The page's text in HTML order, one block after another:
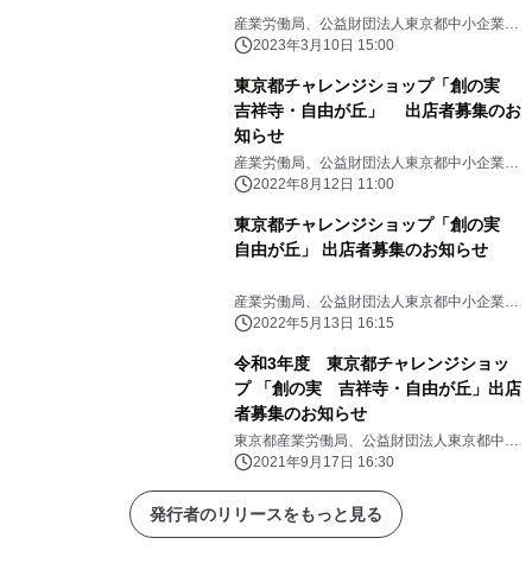
産業労働局、公益財団法人東京都中小企業振
興公社
2023年3月10日 15:00
東京都チャレンジショップ「創の実
吉祥寺・自由が丘」 出店者募集のお
知らせ
産業労働局、公益財団法人東京都中小企業振
興公社
2022年8月12日 11:00
東京都チャレンジショップ「創の実
自由が丘」 出店者募集のお知らせ
産業労働局、公益財団法人東京都中小企業振
興公社
2022年5月13日 16:15
令和3年度 東京都チャレンジショッ
プ 「創の実 吉祥寺・自由が丘」出店
者募集のお知らせ
東京都産業労働局、公益財団法人東京都中小
企業振興公社
2021年9月17日 16:30
発行者のリリースをもっと見る